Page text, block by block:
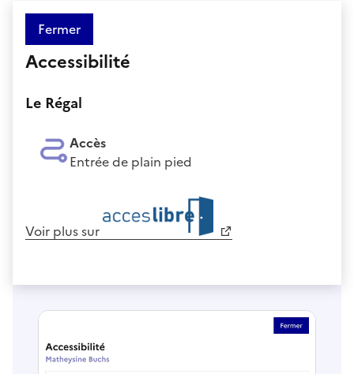
Fermer
Accessibilité
Le Régal
Accès
Entrée de plain pied
Voir plus sur